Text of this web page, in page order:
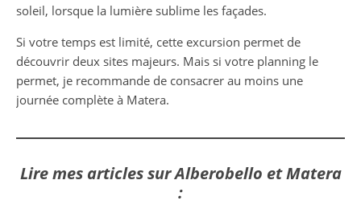
soleil, lorsque la lumière sublime les façades.
Si votre temps est limité, cette excursion permet de
découvrir deux sites majeurs. Mais si votre planning le
permet, je recommande de consacrer au moins une
journée complète à Matera.
Lire mes articles sur Alberobello et Matera
: